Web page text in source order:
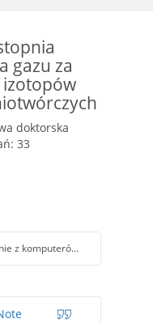
gazu za
doktorska
33
z komputerów Biblioteki PK